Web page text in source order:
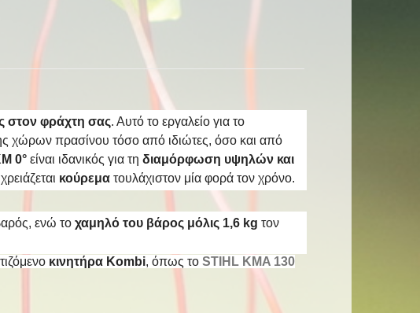
στον φράχτη σας. Αυτό το εργαλείο για το
χώρων πρασίνου τόσο από ιδιώτες, όσο και από
0° είναι ιδανικός για τη διαμόρφωση υψηλών και
κούρεμα τουλάχιστον μία φορά τον χρόνο.
ενώ το χαμηλό του βάρος μόλις 1,6 kg τον
κινητήρα Kombi, όπως το STIHL KMA 130